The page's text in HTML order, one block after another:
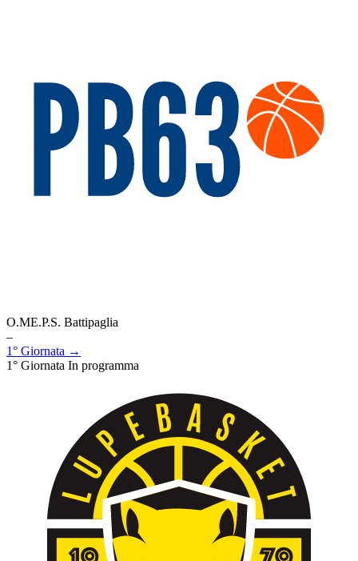
O.ME.P.S. Battipaglia
–
1° Giornata →
1° Giornata In programma